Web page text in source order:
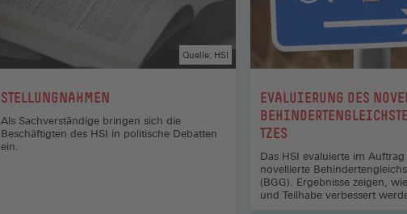
:STELLUNGNAHMEN
Als Sachverständige bringen sich die
Beschäftigten des HSI in politische Debatten
ein.
Quelle: HSI
:EVALUIERUNG DES
TZES
Das HSI evaluierte im
novellierte
(BGG). Ergebnisse zeigen,
und Teilhabe verbessert